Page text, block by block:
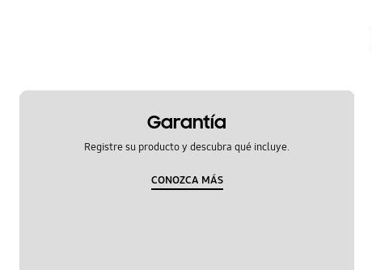
Garantía
Registre su producto y descubra qué incluye.
CONOZCA MÁS